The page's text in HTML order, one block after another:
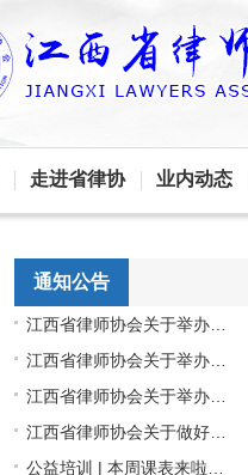
走进省律协 业内动态
通知公告